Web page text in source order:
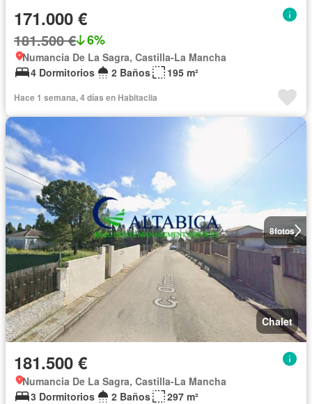
171.000 €
181.500 € 6%
Numancia De La Sagra, Castilla-La Mancha
4 Dormitorios
2 Baños 195 m²
Hace 1 semana, 4 días en Habitaclia
8fotos
Chalet
181.500 €
Numancia De La Sagra, Castilla-La Mancha
3 Dormitorios
2 Baños 297 m²